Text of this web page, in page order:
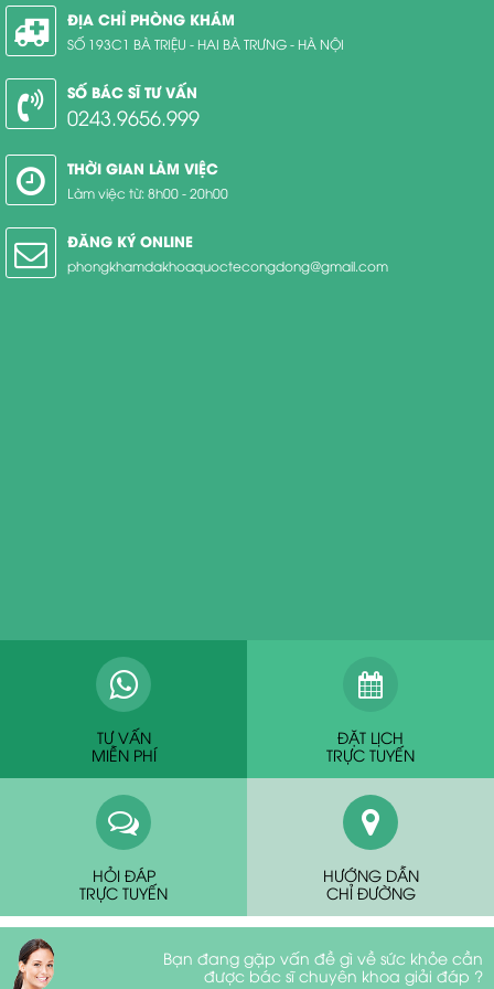
ĐỊA CHỈ PHÒNG KHÁM
SỐ 193C1 BÀ TRIỆU - HAI BÀ TRƯNG - HÀ NỘI
SỐ BÁC SĨ TƯ VẤN
0243.9656.999
THỜI GIAN LÀM VIỆC
Làm việc từ: 8h00 - 20h00
ĐĂNG KÝ ONLINE
phongkhamdakhoaquoctecongdong@gmail.com
TƯ VẤN
MIỄN PHÍ
ĐẶT LỊCH
TRỰC TUYẾN
HỎI ĐÁP
TRỰC TUYẾN
HƯỚNG DẪN
CHỈ ĐƯỜNG
Bạn đang gặp vấn đề gì về sức khỏe cần
được bác sĩ chuyên khoa giải đáp ?